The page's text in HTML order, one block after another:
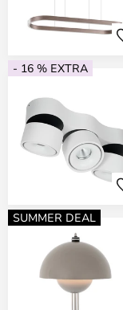
- 16 % EXTRA
SUMMER DEAL